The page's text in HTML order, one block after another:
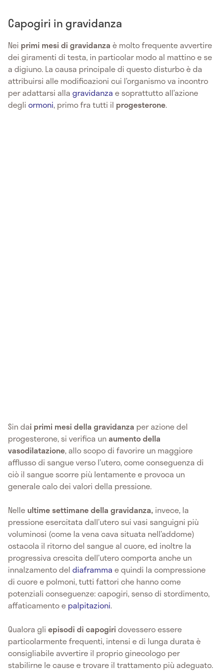
Capogiri in gravidanza
Nei primi mesi di gravidanza è molto frequente avvertire
dei giramenti di testa, in particolar modo al mattino e se
a digiuno. La causa principale di questo disturbo è da
attribuirsi alle modificazioni cui l’organismo va incontro
per adattarsi alla gravidanza e soprattutto all’azione
degli ormoni, primo fra tutti il progesterone.
Sin dai primi mesi della gravidanza per azione del
progesterone, si verifica unaumento della
vasodilatazione, allo scopo di favorire un maggiore
afflusso di sangue verso l’utero, come conseguenza di
ciò il sangue scorre più lentamente e provoca un
generale calo dei valori della pressione.
Nelle ultime settimane della gravidanza, invece, la
pressione esercitata dall’utero sui vasi sanguigni più
voluminosi (come la vena cava situata nell’addome)
ostacola il ritorno del sangue al cuore, ed inoltre la
progressiva crescita dell’utero comporta anche un
innalzamento del diaframma e quindi la compressione
di cuore e polmoni, tutti fattori che hanno come
potenziali conseguenze: capogiri, senso di stordimento,
affaticamento e palpitazioni.
Qualora gli episodi di capogiridovessero essere
particolarmente frequenti, intensi e di lunga durata è
consigliabile avvertire il proprio ginecologo per
stabilirne le cause e trovare il trattamento più adeguato.